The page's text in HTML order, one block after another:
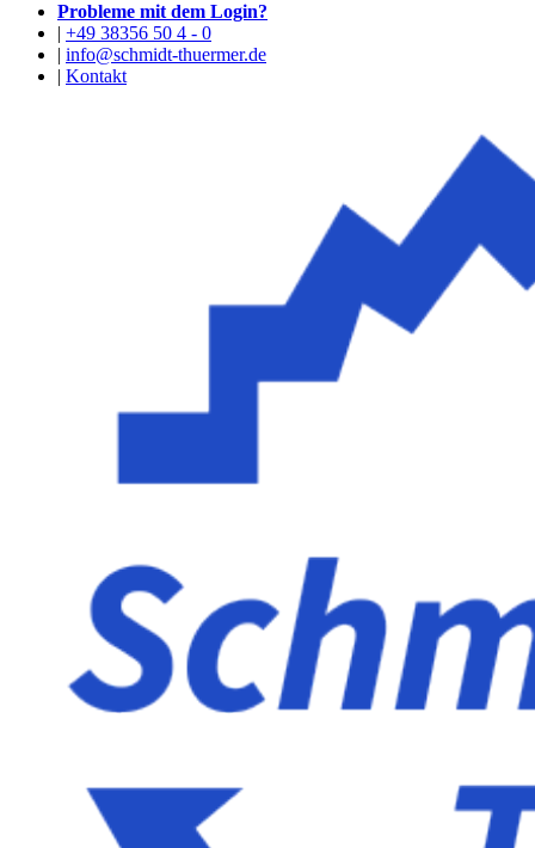
Probleme mit dem Login?
| +49 38356 50 4 - 0
| info@schmidt-thuermer.de
| Kontakt